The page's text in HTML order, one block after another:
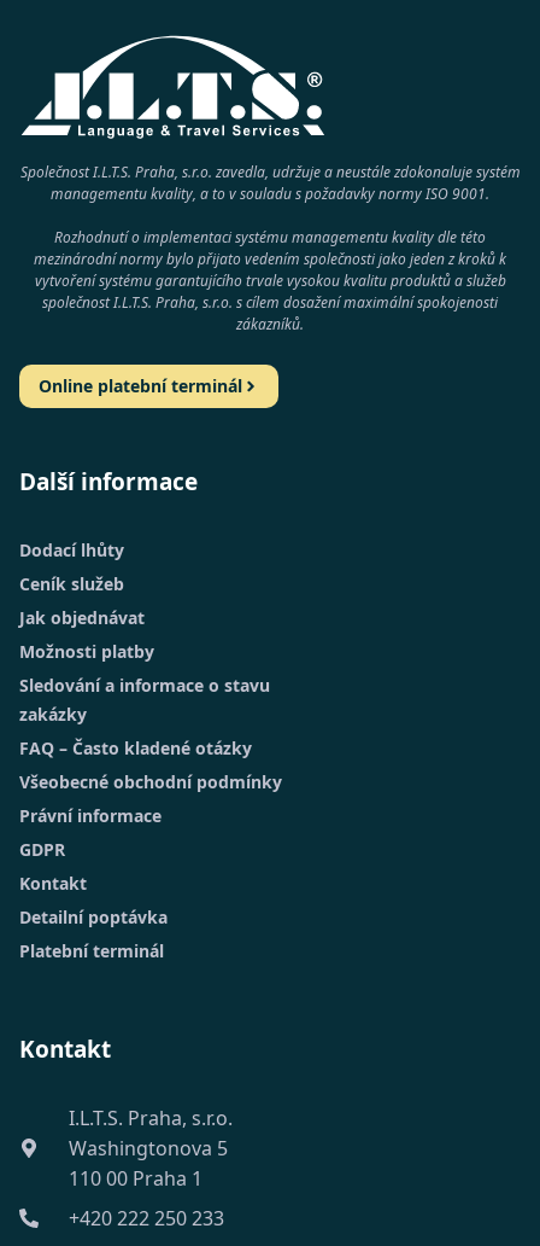
Společnost I.L.T.S. Praha, s.r.o. zavedla, udržuje a neustále zdokonaluje systém
managementu kvality, a to v souladu s požadavky normyISO 9001.
Rozhodnutí o implementaci systému managementu kvality dle této
mezinárodní normy bylo přijato vedením společnosti jako jeden z kroků k
vytvoření systému garantujícího trvale vysokou kvalitu produktů a služeb
společnostI.L.T.S. Praha, s.r.o. s cílem dosažení maximální spokojenosti
zákazníků.
Online platební terminál
Další informace
Dodací lhůty
Ceník služeb
Jak objednávat
Možnosti platby
Sledování a informace o stavu
zakázky
FAQ – Často kladené otázky
Všeobecné obchodní podmínky
Právní informace
GDPR
Kontakt
Detailní poptávka
Platební terminál
Kontakt
I.L.T.S. Praha, s.r.o.
Washingtonova 5
110 00 Praha 1
+420 222 250 233